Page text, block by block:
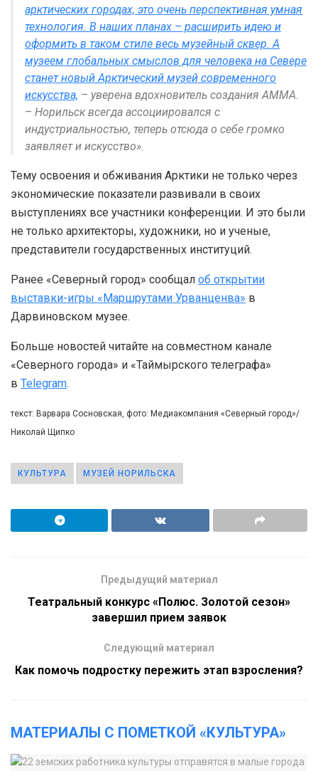
арктических городах, это очень перспективная умная
технология. В наших планах – расширить идею и
оформить в таком стиле весь музейный сквер. А
музеем глобальных смыслов для человека на Севере
станет новый Арктический музей современного
искусства, – уверена вдохновитель создания АММА.
– Норильск всегда ассоциировался с
индустриальностью, теперь отсюда о себе громко
заявляет и искусство».
Тему освоения и обживания Арктики не только через
экономические показатели развивали в своих
выступлениях все участники конференции. И это были
не только архитекторы, художники, но и ученые,
представители государственных институций.
Ранее «Северный город» сообщал об открытии
выставки-игры «Маршрутами Урванценва» в
Дарвиновском музее.
Больше новостей читайте на совместном канале
«Северного города» и «Таймырского телеграфа»
в Telegram.
текст: Варвара Сосновская, фото: Медиакомпания «Северный город»/
Николай Щипко
КУЛЬТУРА МУЗЕЙ НОРИЛЬСКА
Предыдущий материал
Театральный конкурс «Полюс. Золотой сезон»
завершил прием заявок
Следующий материал
Как помочь подростку пережить этап взросления?
МАТЕРИАЛЫ С ПОМЕТКОЙ «КУЛЬТУРА»